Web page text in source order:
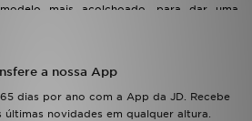
mais acolchoado, para dar uma
a nossa App
dias por ano com a App da JD. Recebe
últimas novidades em qualquer altura.